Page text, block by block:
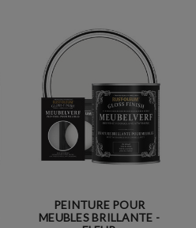
PEINTURE POUR
MEUBLES BRILLANTE -